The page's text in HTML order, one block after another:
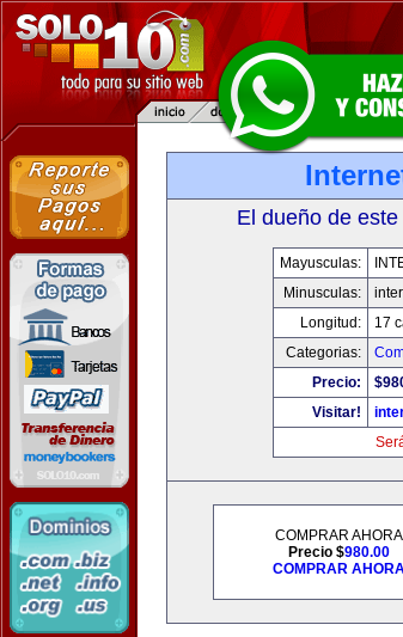
El dueño de
Mayusculas:
Minusculas:
Longitud:
17
Categorias:
Precio:
Visitar!
COMPRAR AHORA
Precio $980.00
COMPRAR